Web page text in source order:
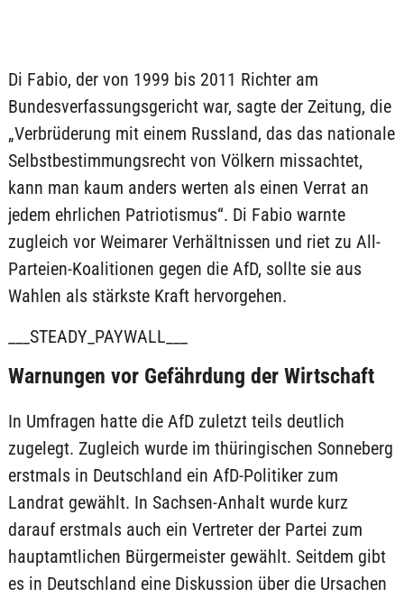
Di Fabio, der von 1999 bis 2011 Richter am
Bundesverfassungsgericht war, sagte der Zeitung, die
„Verbrüderung mit einem Russland, das das nationale
Selbstbestimmungsrecht von Völkern missachtet,
kann man kaum anders werten als einen Verrat an
jedem ehrlichen Patriotismus“. Di Fabio warnte
zugleich vor Weimarer Verhältnissen und riet zu All-
Parteien-Koalitionen gegen die AfD, sollte sie aus
Wahlen als stärkste Kraft hervorgehen.
___STEADY_PAYWALL___
Warnungen vor Gefährdung der Wirtschaft
In Umfragen hatte die AfD zuletzt teils deutlich
zugelegt. Zugleich wurde im thüringischen Sonneberg
erstmals in Deutschland ein AfD-Politiker zum
Landrat gewählt. In Sachsen-Anhalt wurde kurz
darauf erstmals auch ein Vertreter der Partei zum
hauptamtlichen Bürgermeister gewählt. Seitdem gibt
es in Deutschland eine Diskussion über die Ursachen